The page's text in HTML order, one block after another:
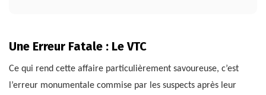
Une Erreur Fatale : Le VTC
Ce qui rend cette affaire particulièrement savoureuse, c’est
l’erreur monumentale commise par les suspects après leur